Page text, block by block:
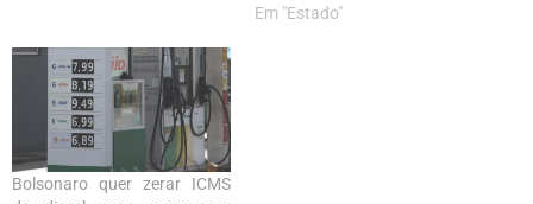
Em "Estado"
Bolsonaro quer zerar ICMS